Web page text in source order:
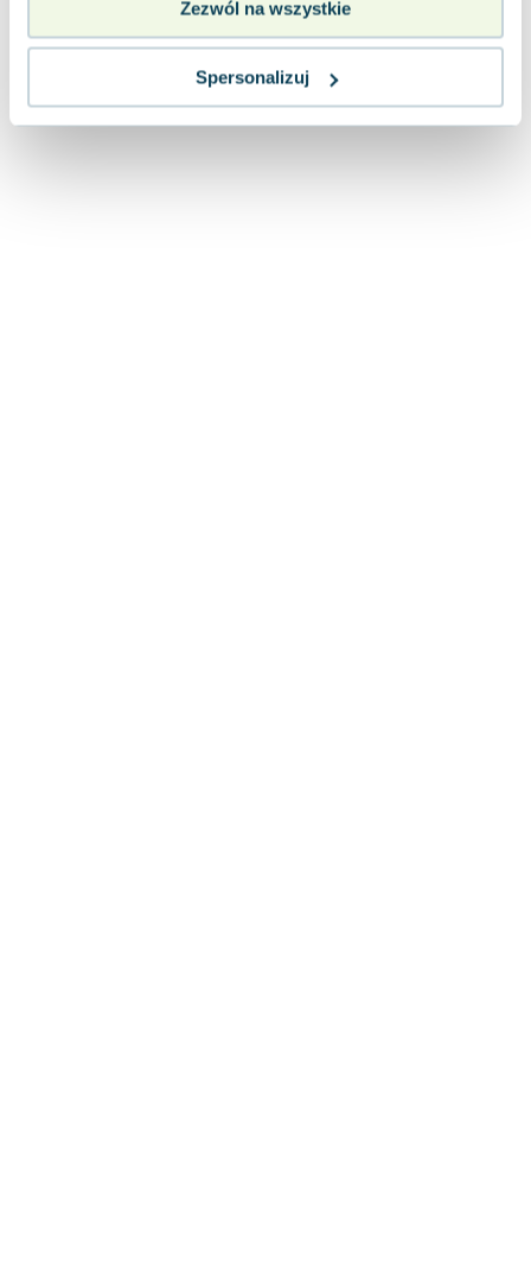
Zezwól na wszystkie
Spersonalizuj
Ajahn Brahm
Jacek Walkiewicz